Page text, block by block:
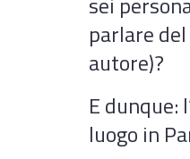
parlare
autore)?
E dunque:
luogo in